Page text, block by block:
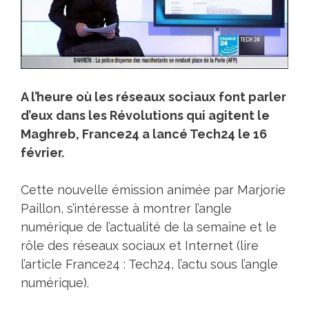
A l’heure où les réseaux sociaux font parler
d’eux dans les Révolutions qui agitent le
Maghreb, France24 a lancé Tech24 le 16
février.
Cette nouvelle émission animée par Marjorie
Paillon, s’intéresse à montrer l’angle
numérique de l’actualité de la semaine et le
rôle des réseaux sociaux et Internet (lire
l’article France24 : Tech24, l’actu sous l’angle
numérique).